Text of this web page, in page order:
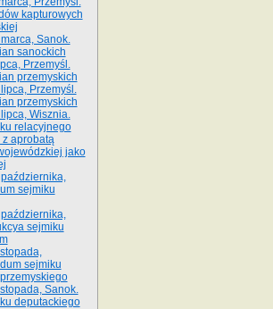
kapturowych
Sanok.
sanockich
Przemyśl.
przemyskich
Przemyśl.
przemyskich
Wisznia.
relacyjnego
aprobatą
jako
sejmiku
sejmiku
sejmiku
Sanok.
deputackiego